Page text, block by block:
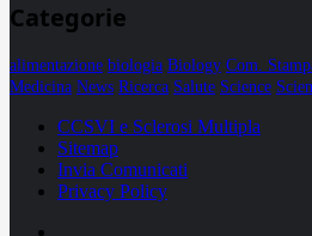
Categorie
alimentazione biologia Biology Com.
Medicina News Ricerca Salute Science
CCSVI e Sclerosi Multipla
Sitemap
Invia Comunicati
Privacy Policy